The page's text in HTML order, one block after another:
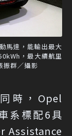
馬達，能輸出最大
，最大續航里
振群／攝影
時，Opel
系標配6具
Assistance